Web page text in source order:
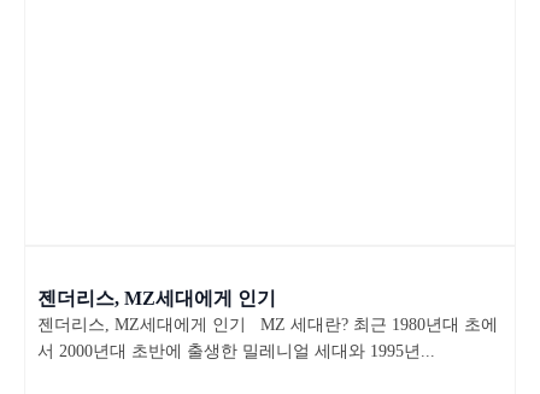
젠더리스, MZ세대에게 인기
젠더리스, MZ세대에게 인기 MZ 세대란? 최근 1980년대 초에
서 2000년대 초반에 출생한 밀레니얼 세대와 1995년...